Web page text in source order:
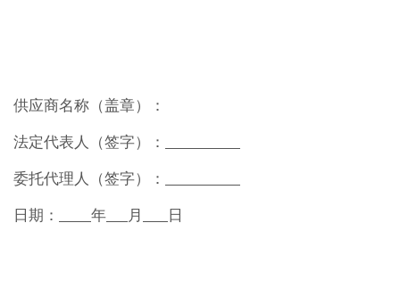
供应商名称 （盖章）：
法定代表人（签字）：
委托代理人（签字）：
日期： 年 月 日